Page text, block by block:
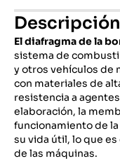
El diafragma de la
sistema de
y otros vehículos de
con materiales de
resistencia a
elaboración, la
funcionamiento de
su vida útil, lo que
de las máquinas.